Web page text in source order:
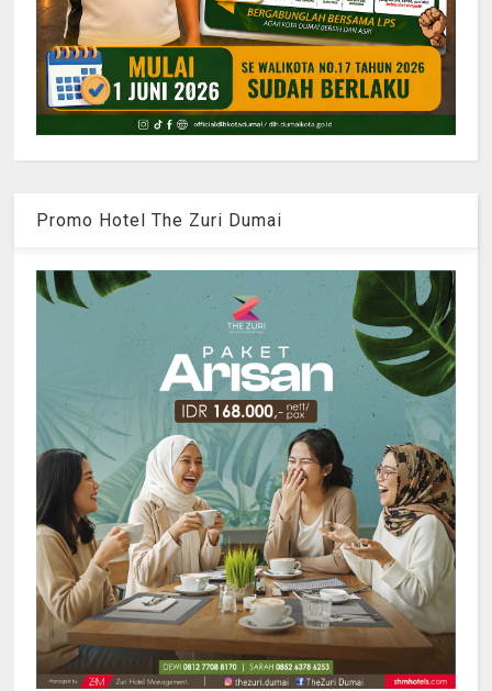
Promo Hotel The Zuri Dumai